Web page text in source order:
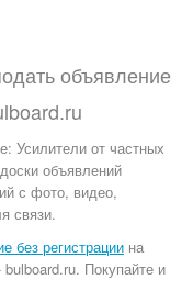
объявление
Усилители от частных
объявлений
с фото, видео,
связи.
без регистрации на
Покупайте и